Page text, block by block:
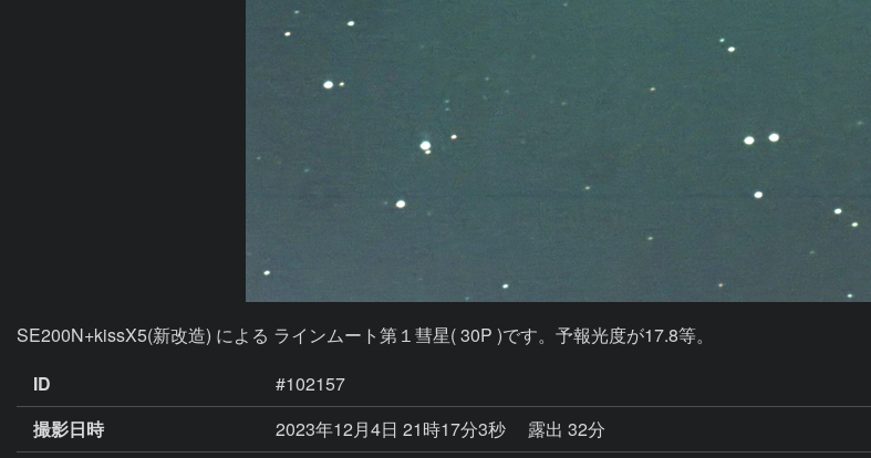
SE200N+kissX5(新改造) による ラインムート第１彗星( 30P )です。予報光度が17.8等。
ID
#102157
撮影日時
2023年12月4日 21時17分3秒
露出 32分